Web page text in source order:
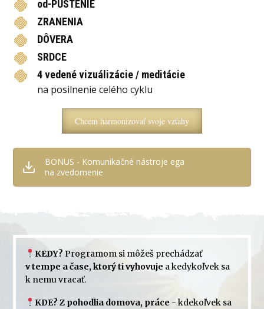
od-PUSTENIE
ZRANENIA
DÔVERA
SRDCE
4 vedené vizuálizácie / meditácie
na posilnenie celého cyklu
Chcem harmonizovať svoje vzťahy
BONUS - Komunikačné nástroje ega
na zvedomenie
KEDY? Programom si môžeš prechádzať
v tempe a čase, ktorý ti vyhovuje a kedykoľvek sa
k nemu vracať.
KDE? Z pohodlia domova, práce - kdekoľvek sa